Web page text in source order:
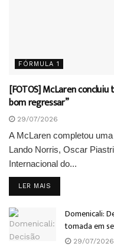
FÓRMULA 1
[FOTOS] McLaren
bom regressar”
29/07/2026
A McLaren completou
Lando Norris, Oscar
Internacional do...
LER MAIS
Domenicali:
tomada em
29/07/2026